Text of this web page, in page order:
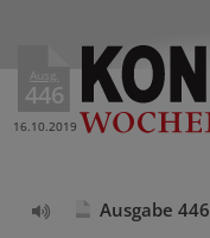
Ausg.
446
16.10.2019
Ausgabe 446